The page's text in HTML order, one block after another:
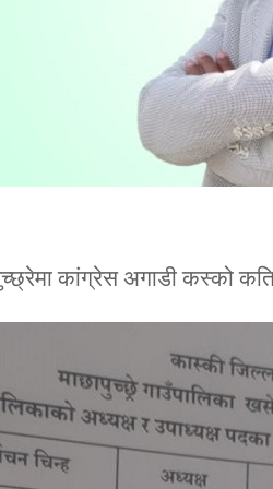
कांग्रेस अगाडी कस्को